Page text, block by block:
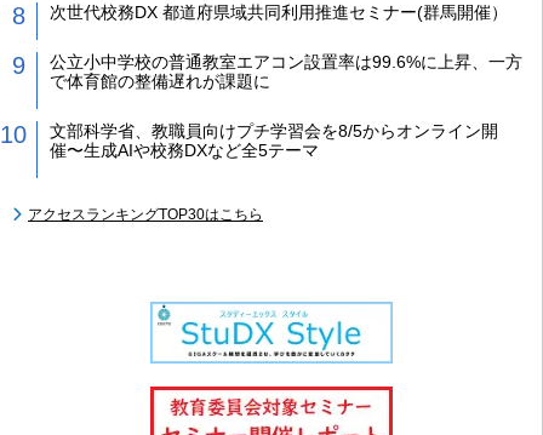
次世代校務DX 都道府県域共同利用推進セミナー(群馬開催）
公立小中学校の普通教室エアコン設置率は99.6%に上昇、一方
で体育館の整備遅れが課題に
文部科学省、教職員向けプチ学習会を8/5からオンライン開
催〜生成AIや校務DXなど全5テーマ
アクセスランキングTOP30はこちら